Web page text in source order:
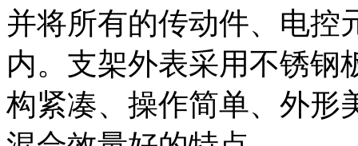
并将所有的传动件、电控
内。支架外表采用不锈钢
构紧凑、操作简单、外形